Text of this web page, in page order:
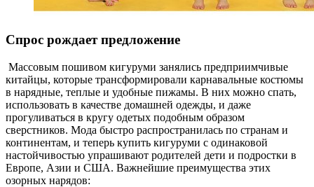
Спрос рождает предложение
Массовым пошивом кигуруми занялись предприимчивые
китайцы, которые трансформировали карнавальные костюмы
в нарядные, теплые и удобные пижамы. В них можно спать,
использовать в качестве домашней одежды, и даже
прогуливаться в кругу одетых подобным образом
сверстников. Мода быстро распространилась по странам и
континентам, и теперь купить кигуруми с одинаковой
настойчивостью упрашивают родителей дети и подростки в
Европе, Азии и США. Важнейшие преимущества этих
озорных нарядов: